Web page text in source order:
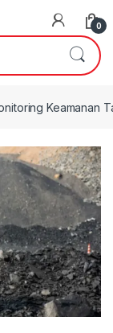
0
Keamanan